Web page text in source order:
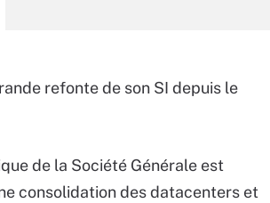
refonte de son SI depuis le
de la Société Générale est
consolidation des datacenters et